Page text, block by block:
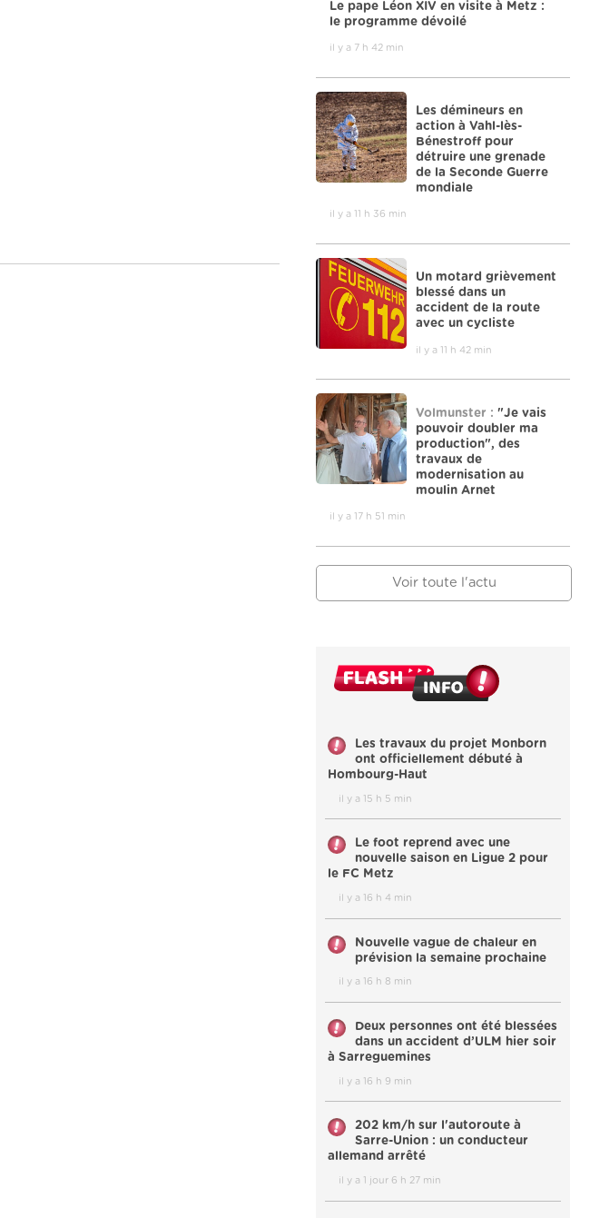
Le pape Léon XIV en visite à Metz :
le programme dévoilé
il y a 7 h 42 min
Les démineurs en
action à Vahl-lès-
Bénestroff pour
détruire une grenade
de la Seconde Guerre
mondiale
il y a 11 h 36 min
Un motard grièvement
blessé dans un
accident de la route
avec un cycliste
il y a 11 h 42 min
Volmunster : "Je vais
pouvoir doubler ma
production", des
travaux de
modernisation au
moulin Arnet
il y a 17 h 51 min
Voir toute l'actu
Les travaux du projet Monborn
ont officiellement débuté à
Hombourg-Haut
il y a 15 h 5 min
Le foot reprend avec une
nouvelle saison en Ligue 2 pour
le FC Metz
il y a 16 h 4 min
Nouvelle vague de chaleur en
prévision la semaine prochaine
il y a 16 h 8 min
Deux personnes ont été blessées
dans un accident d’ULM hier soir
à Sarreguemines
il y a 16 h 9 min
202 km/h sur l'autoroute à
Sarre-Union : un conducteur
allemand arrêté
il y a 1 jour 6 h 27 min